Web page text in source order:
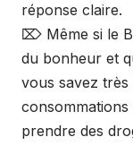
réponse claire.
⌦ Même si le
du bonheur et
vous savez
prendre des